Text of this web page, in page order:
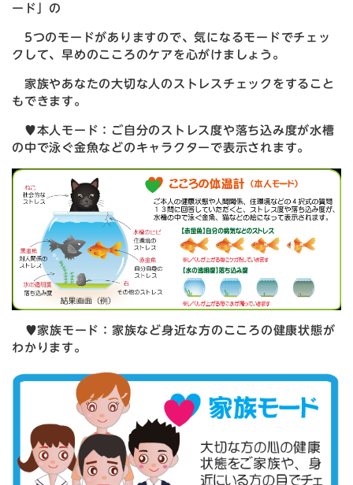
ード」の
5つのモードがありますので、気になるモードでチェッ
クして、早めのこころのケアを心がけましょう。
家族やあなたの大切な人のストレスチェックをすること
もできます。
♥本人モード：ご自分のストレス度や落ち込み度が水槽
の中で泳ぐ金魚などのキャラクターで表示されます。
♥家族モード：家族など身近な方のこころの健康状態が
わかります。